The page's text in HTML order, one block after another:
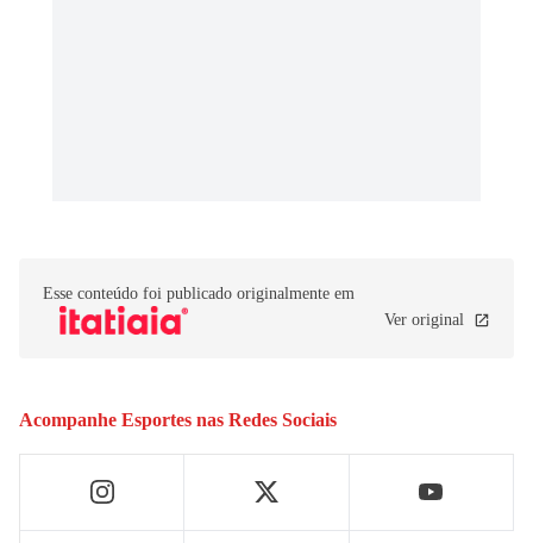
Esse conteúdo foi publicado originalmente em
Ver original
Acompanhe Esportes nas Redes Sociais